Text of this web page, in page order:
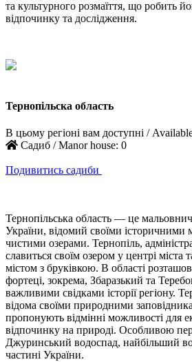
та культурного розмаїття, що робить
відпочинку та дослідження.
Тернопільска область
В цьому регіоні вам доступні /
Садиб / Manor house: 0
Подивитись садиби
Тернопільська область — це
України, відомий своїми історичними
чистими озерами. Тернопіль,
славиться своїм озером у центрі
містом з бруківкою. В області
фортеці, зокрема, Збаразький та
важливими свідками історії регіону.
відома своїми природними
пропонують відмінні можливості для
відпочинку на природі. Особливою
Джуринський водоспад, найбільший
частині України.